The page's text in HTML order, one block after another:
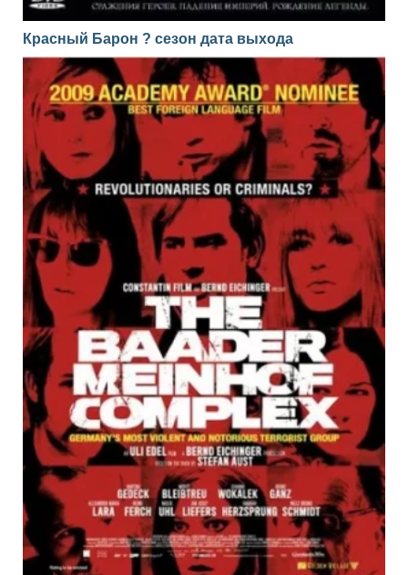
Красный Барон ? сезон дата выхода